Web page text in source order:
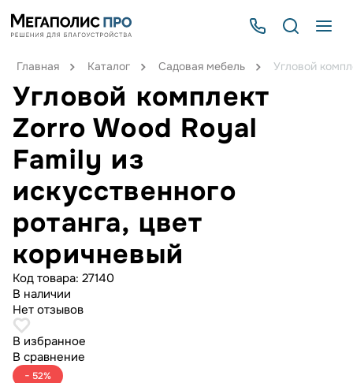
Главная Каталог Садовая мебель Угловой
Угловой комплект
Zorro Wood Royal
Family из
искусственного
ротанга, цвет
коричневый
Код товара: 27140
В наличии
Нет отзывов
В избранное
В сравнение
− 52%